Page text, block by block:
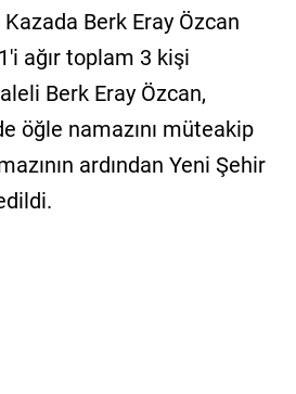
Berk Eray Özcan
ağır toplam 3 kişi
Berk Eray Özcan,
öğle namazını müteakip
ardından Yeni Şehir